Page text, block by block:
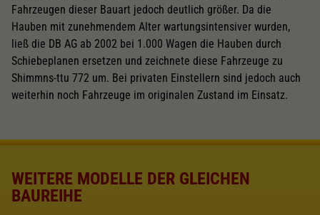
Fahrzeugen dieser Bauart jedoch deutlich größer. Da die
Hauben mit zunehmendem Alter wartungsintensiver wurden,
ließ die DB AG ab 2002 bei 1.000 Wagen die Hauben durch
Schiebeplanen ersetzen und zeichnete diese Fahrzeuge zu
Shimmns-ttu 772 um. Bei privaten Einstellern sind jedoch auch
weiterhin noch Fahrzeuge im originalen Zustand im Einsatz.
WEITERE MODELLE DER GLEICHEN
BAUREIHE